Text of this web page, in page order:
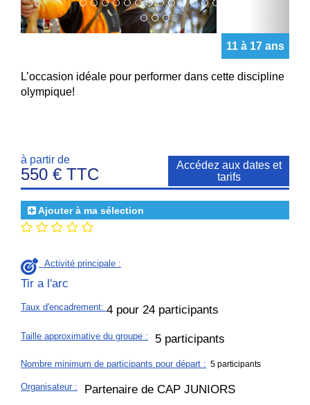
11 à 17 ans
L’occasion idéale pour performer dans cette discipline
olympique!
à partir de
550 € TTC
Accédez aux dates et
tarifs
Ajouter à ma sélection
Activité principale :
Tir a l'arc
Taux d'encadrement: 4 pour 24 participants
Taille approximative du groupe : 5 participants
Nombre minimum de participants pour départ : 5 participants
Organisateur : Partenaire de CAP JUNIORS